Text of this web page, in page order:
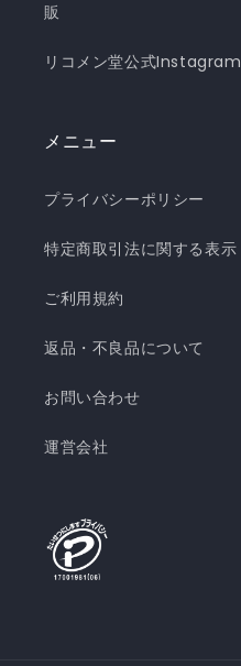
販
リコメン堂公式Instagram
メニュー
プライバシーポリシー
特定商取引法に関する表示
ご利用規約
返品・不良品について
お問い合わせ
運営会社